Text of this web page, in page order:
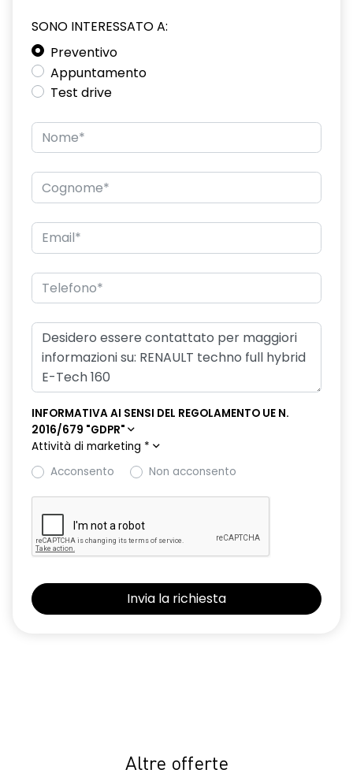
SONO INTERESSATO A:
Preventivo
Appuntamento
Test drive
INFORMATIVA AI SENSI DEL REGOLAMENTO UE N.
2016/679 "GDPR"
Attività di marketing *
Acconsento
Non acconsento
Altre offerte